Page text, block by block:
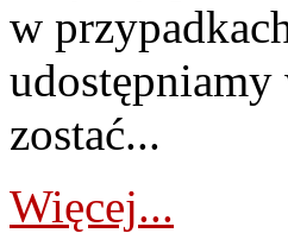
w
zostać...
Więcej...